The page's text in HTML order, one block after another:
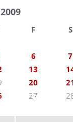
F S
6
7
13
20
27